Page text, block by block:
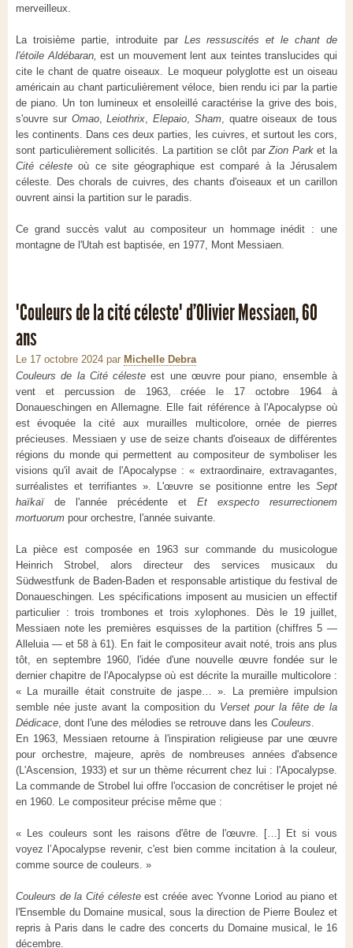
merveilleux.
La troisième partie, introduite par Les ressuscités et le chant de
l'étoile Aldébaran, est un mouvement lent aux teintes translucides qui
cite le chant de quatre oiseaux. Le moqueur polyglotte est un oiseau
américain au chant particulièrement véloce, bien rendu ici par la partie
de piano. Un ton lumineux et ensoleillé caractérise la grive des bois,
s'ouvre sur Omao,Leiothrix,Elepaio, Sham, quatre oiseaux de tous
les continents. Dans ces deux parties, les cuivres, et surtout les cors,
sont particulièrement sollicités. La partition se clôt parZion Parket la
Cité céleste où ce site géographique est comparé à la Jérusalem
céleste. Des chorals de cuivres, des chants d'oiseaux et un carillon
ouvrent ainsi la partition sur le paradis.
Ce grand succès valut au compositeur un hommage inédit : une
montagne de l'Utah est baptisée, en 1977, Mont Messiaen.
"Couleurs de la cité céleste" d’Olivier Messiaen, 60
ans
Le 17 octobre 2024 par Michelle Debra
Couleurs de la Cité céleste est une œuvre pour piano, ensemble à
vent et percussion de 1963, créée le 17 octobre 1964 à
Donaueschingen en Allemagne. Elle fait référence à l'Apocalypse où
est évoquée la cité aux murailles multicolore, ornée de pierres
précieuses. Messiaen y use de seize chants d'oiseaux de différentes
régions du monde qui permettent au compositeur de symboliser les
visions qu'il avait de l'Apocalypse : « extraordinaire, extravagantes,
surréalistes et terrifiantes ». L'œuvre se positionne entre les Sept
haïkaïde l'année précédente et Et exspecto resurrectionem
mortuorum pour orchestre, l'année suivante.
La pièce est composée en 1963 sur commande du musicologue
Heinrich Strobel, alors directeur des services musicaux du
Südwestfunk de Baden-Baden et responsable artistique du festival de
Donaueschingen. Les spécifications imposent au musicien un effectif
particulier : trois trombones et trois xylophones. Dès le 19 juillet,
Messiaen note les premières esquisses de la partition (chiffres 5 —
Alleluia — et 58 à 61). En fait le compositeur avait noté, trois ans plus
tôt, en septembre 1960, l'idée d'une nouvelle œuvre fondée sur le
dernier chapitre de l'Apocalypse où est décrite la muraille multicolore :
« La muraille était construite de jaspe… ». La première impulsion
semble née juste avant la composition du Verset pour la fête de la
Dédicace, dont l'une des mélodies se retrouve dans les Couleurs.
En 1963, Messiaen retourne à l'inspiration religieuse par une œuvre
pour orchestre, majeure, après de nombreuses années d'absence
(L'Ascension, 1933) et sur un thème récurrent chez lui : l'Apocalypse.
La commande de Strobel lui offre l'occasion de concrétiser le projet né
en 1960. Le compositeur précise même que :
« Les couleurs sont les raisons d'être de l'œuvre. […] Et si vous
voyez l’Apocalypse revenir, c'est bien comme incitation à la couleur,
comme source de couleurs. »
Couleurs de la Cité célesteest créée avec Yvonne Loriod au piano et
l'Ensemble du Domaine musical, sous la direction de Pierre Boulez et
repris à Paris dans le cadre des concerts du Domaine musical, le 16
décembre.